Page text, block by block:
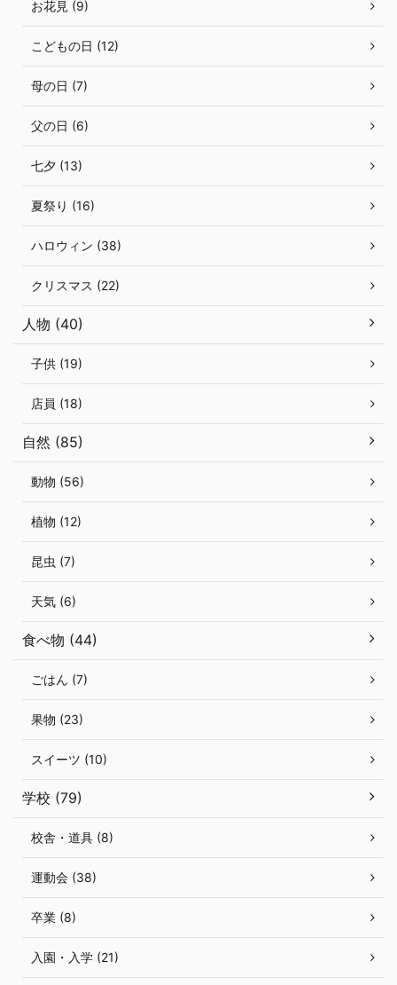
お花見 (9)
こどもの日 (12)
母の日 (7)
父の日 (6)
七夕 (13)
夏祭り (16)
ハロウィン (38)
クリスマス (22)
人物 (40)
子供 (19)
店員 (18)
自然 (85)
動物 (56)
植物 (12)
昆虫 (7)
天気 (6)
食べ物 (44)
ごはん (7)
果物 (23)
スイーツ (10)
学校 (79)
校舎・道具 (8)
運動会 (38)
卒業 (8)
入園・入学 (21)